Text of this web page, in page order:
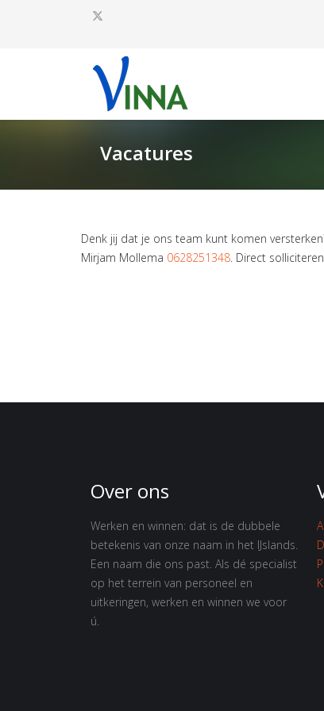
Vacatures
Denk jij dat je ons team kunt komen
Mirjam Mollema 0628251348. Direct
Over ons
Werken en winnen: dat is de dubbele
betekenis van onze naam in het IJslands.
Een naam die ons past. Als dé specialist
op het terrein van personeel en
uitkeringen, werken en winnen we voor
ú.